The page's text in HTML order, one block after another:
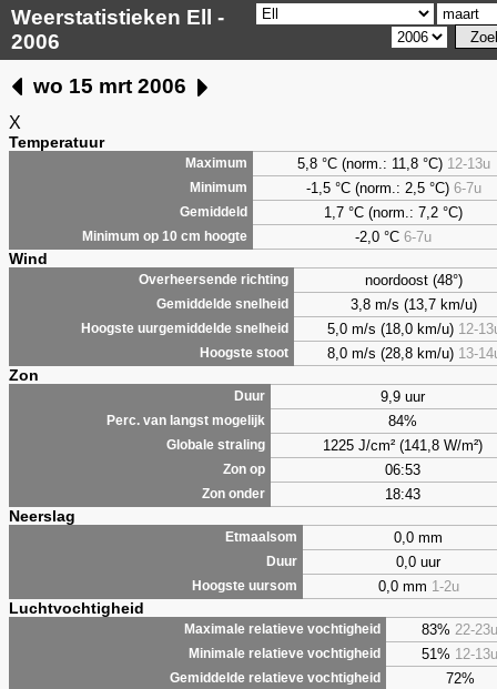
Weerstatistieken Ell -
2006
wo 15 mrt 2006
X
Temperatuur
Maximum 5,8°C (norm.: 11,8 °C) 12-13u
Minimum -1,5 °C (norm.: 2,5 °C) 6-7u
Gemiddeld 1,7 °C (norm.: 7,2 °C)
Minimum op 10 cm hoogte -2,0 °C 6-7u
Wind
Overheersende richting noordoost (48°)
Gemiddelde snelheid 3,8 m/s (13,7 km/u)
Hoogste uurgemiddelde snelheid 5,0 m/s (18,0 km/u) 12-
Hoogste stoot 8,0 m/s (28,8 km/u) 13-
Zon
Duur 9,9 uur
Perc. van langst mogelijk 84%
Globale straling 1225 J/cm² (141,8 W/m²)
Zon op 06:53
Zon onder 18:43
Neerslag
Etmaalsom 0,0 mm
Duur 0,0 uur
Hoogste uursom 0,0 mm 1-2u
Luchtvochtigheid
Maximale relatieve vochtigheid 83% 22-23u
Minimale relatieve vochtigheid 51% 12-13u
Gemiddelde relatieve vochtigheid 72%